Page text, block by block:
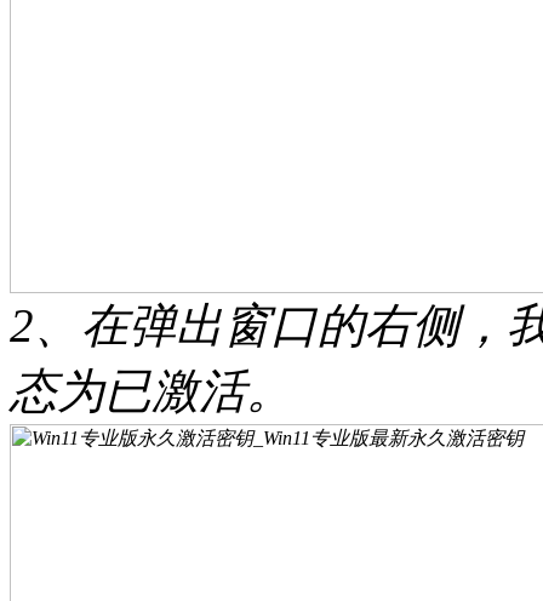
2、在弹出窗口的右侧，
态为已激活。